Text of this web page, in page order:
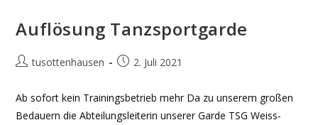
Auflösung Tanzsportgarde
Beitrags-
tusottenhausen
Beitrag2. Juli 2021
Ab sofort kein Trainingsbetrieb mehr Da zu unserem großen
Bedauern die Abteilungsleiterin unserer Garde TSG Weiss-